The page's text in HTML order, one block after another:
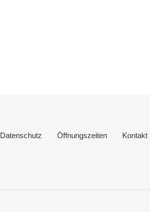
Datenschutz Öffnungszeiten Kontakt